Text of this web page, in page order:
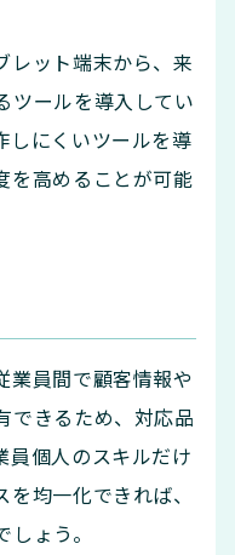
レット端末から、来
ツールを導入してい
しにくいツールを導
を高めることが可能
業員間で顧客情報や
できるため、対応品
員個人のスキルだけ
均一化できれば、
ょう。